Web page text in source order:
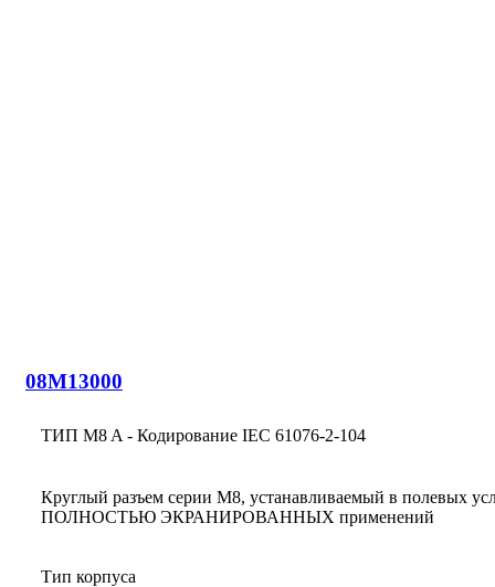
08M13000
ТИП M8 A - Кодирование IEC 61076-2-104
Круглый разъем серии M8, устанавливаемый в полевых
ПОЛНОСТЬЮ ЭКРАНИРОВАННЫХ применений
Тип корпуса